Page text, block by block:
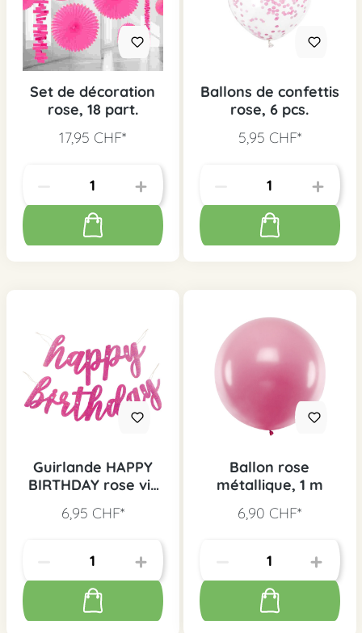
Set de décoration
rose, 18 part.
17,95 CHF*
Ballons de confettis
rose, 6 pcs.
5,95 CHF*
Guirlande HAPPY
BIRTHDAY rose vif
6,95 CHF*
Ballon rose
métallique, 1 m
6,90 CHF*